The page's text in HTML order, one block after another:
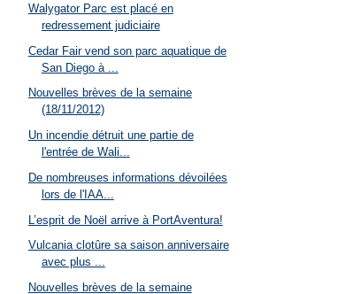
Walygator Parc est placé en
redressement judiciaire
Cedar Fair vend son parc aquatique de
San Diego à ...
Nouvelles brèves de la semaine
(18/11/2012)
Un incendie détruit une partie de
l'entrée de Wali...
De nombreuses informations dévoilées
lors de l'IAA...
L’esprit de Noël arrive à PortAventura!
Vulcania clotûre sa saison anniversaire
avec plus ...
Nouvelles brèves de la semaine